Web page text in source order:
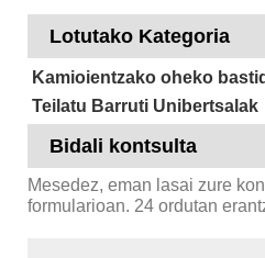
Lotutako Kategoria
Kamioientzako oheko
Teilatu Barruti Unibertsalak
Bidali kontsulta
Mesedez, eman lasai zure
formularioan. 24 ordutan